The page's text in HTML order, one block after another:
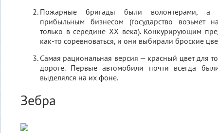
Пожарные бригады были волонтерами, а
прибыльным бизнесом (государство возьмет
только в середине XX века). Конкурирующим
как-то соревноваться, и они выбирали броские
Самая рациональная версия — красный цвет для
дороге. Первые автомобили почти всегда
выделялся на их фоне.
Зебра